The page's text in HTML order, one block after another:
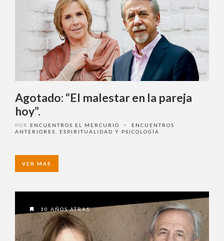
Agotado: “El malestar en la pareja
hoy”.
POR ENCUENTROS EL MERCURIO •
ENCUENTROS
ANTERIORES
ESPIRITUALIDAD Y PSICOLOGÍA
VER MAS
10 AÑOS ATRAS